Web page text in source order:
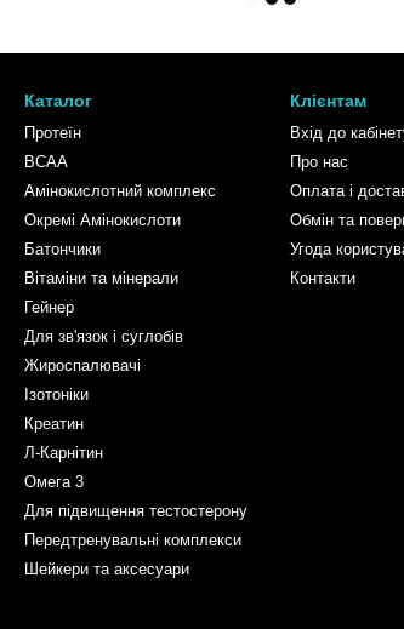
Каталог
Протеїн
BCAA
Амінокислотний комплекс
Окремі Амінокислоти
Батончики
Вітаміни та мінерали
Гейнер
Для зв'язок і суглобів
Жироспалювачі
Ізотоніки
Креатин
Л-Карнітин
Омега 3
Для підвищення тестостерону
Передтренувальні комплекси
Шейкери та аксесуари
Клієнтам
Вхід до
Про нас
Оплата і
Обмін та
Угода
Контакти